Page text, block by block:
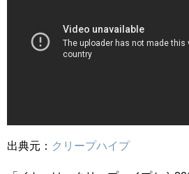
出典元： クリープハイプ